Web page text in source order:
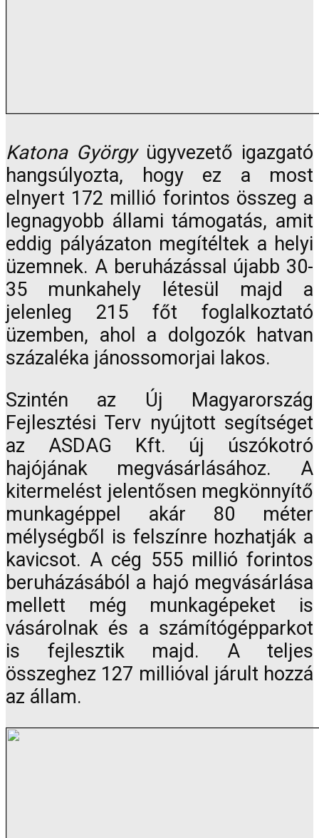
Katona Györgyügyvezető igazgató
hangsúlyozta, hogy ez a most
elnyert 172 millió forintos összeg a
legnagyobb állami támogatás, amit
eddig pályázaton megítéltek a helyi
üzemnek. A beruházással újabb 30-
35 munkahely létesül majd a
jelenleg 215 főt foglalkoztató
üzemben, ahol a dolgozók hatvan
százaléka jánossomorjai lakos.
Szintén az Új Magyarország
Fejlesztési Terv nyújtott segítséget
az ASDAG Kft. új úszókotró
hajójának megvásárlásához. A
kitermelést jelentősen megkönnyítő
munkagéppel akár 80 méter
mélységből is felszínre hozhatják a
kavicsot. A cég 555 millió forintos
beruházásából a hajó megvásárlása
mellett még munkagépeket is
vásárolnak és a számítógépparkot
is fejlesztik majd. A teljes
összeghez 127 millióval járult hozzá
az állam.